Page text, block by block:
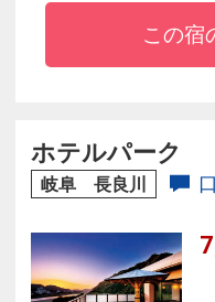
ます。ツインは全
お部屋をご用意。
鉄板焼コーナー・ビ
容にてご提供。
この宿
ホテルパーク
岐阜 長良川